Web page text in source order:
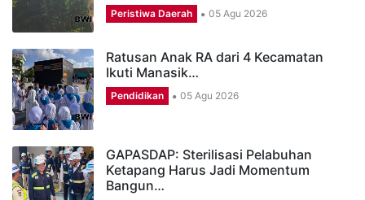
Peristiwa Daerah 05 Agu 2026
Ratusan Anak RA dari 4 Kecamatan
Ikuti Manasik…
Pendidikan 05 Agu 2026
GAPASDAP: Sterilisasi Pelabuhan
Ketapang Harus Jadi Momentum
Bangun…